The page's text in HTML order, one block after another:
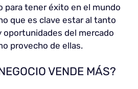
para tener éxito en el mundo
que es clave estar al tanto
oportunidades del mercado
provecho de ellas.
VENDE MÁS?